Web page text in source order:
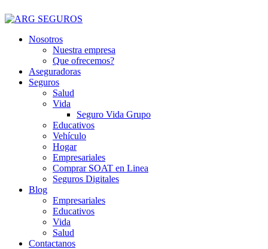
Nosotros
Nuestra empresa
Que ofrecemos?
Aseguradoras
Seguros
Salud
Vida
Seguro Vida Grupo
Educativos
Vehículo
Hogar
Empresariales
Comprar SOAT en Linea
Seguros Digitales
Blog
Empresariales
Educativos
Vida
Salud
Contactanos